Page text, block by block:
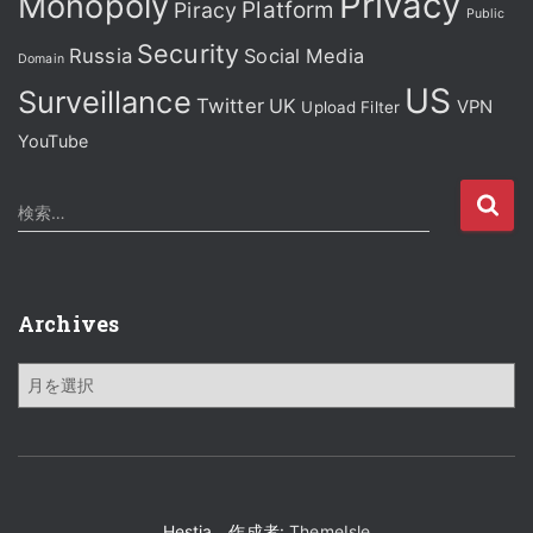
Piracy Platform Public
Domain Russia Security Social Media
Surveillance Twitter UK Upload Filter US VPN
YouTube
検
索
検索…
Archives
h